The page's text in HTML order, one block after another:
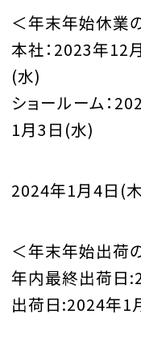
＜年末年始休業
本社：2023年12
(水)
ショールーム：
1月3日(水)
2024年1月4日(木
＜年末年始出荷
年内最終出荷日
出荷日:2024年1